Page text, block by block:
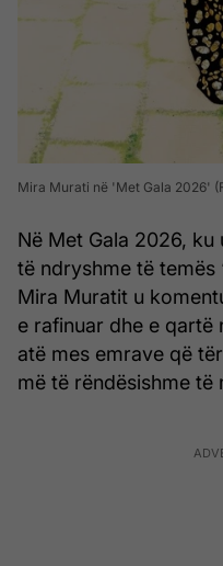
Mira Murati në 'Met Gala 2026'
Në Met Gala 2026,
të ndryshme të temës
Mira Muratit u
e rafinuar dhe e qartë
atë mes emrave që
më të rëndësishme të